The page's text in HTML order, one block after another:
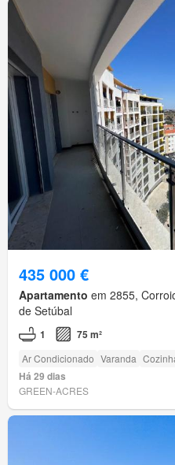
435 000 €
Apartamento em 2855,
de Setúbal
1 75 m²
Ar Condicionado Varanda
Há 29 dias
GREEN-ACRES